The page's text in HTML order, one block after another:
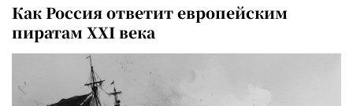
Как Россия ответит европейским
пиратам XXI века